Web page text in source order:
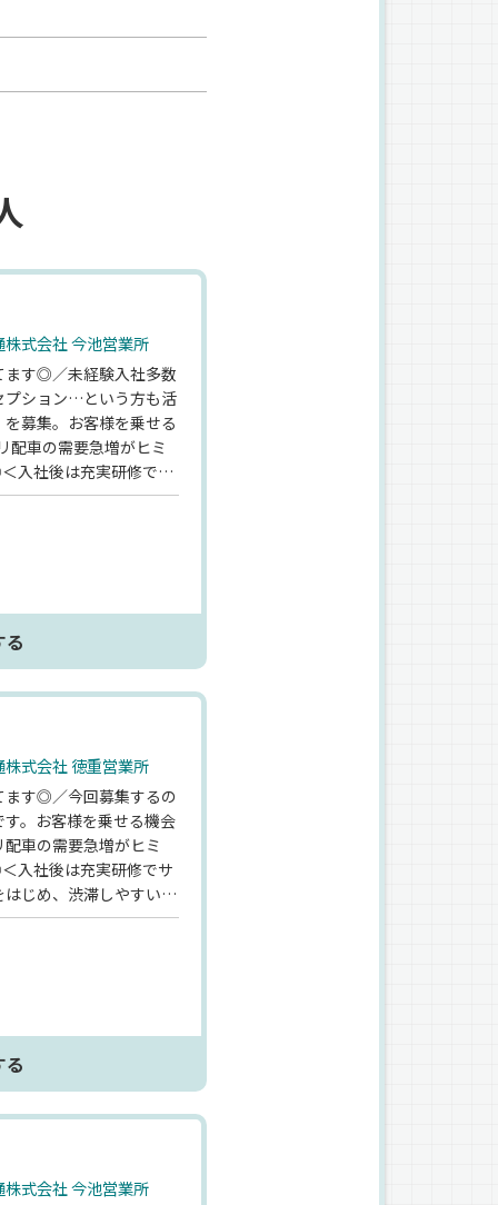
式会社 今池営業所
す◎／未経験入社多数
ション…という方も活
募集。お客様を乗せる
配車の需要急増がヒミ
入社後は充実研修でサ
じめ、渋滞しやすい道
る
式会社 徳重営業所
す◎／今回募集するの
。お客様を乗せる機会
車の需要急増がヒミ
入社後は充実研修でサ
じめ、渋滞しやすい道
古屋で知らない人はい
る
式会社 今池営業所